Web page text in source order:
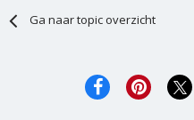
Ga naar topic overzicht